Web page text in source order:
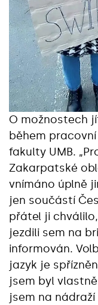
O možnostech
během
fakulty UMB.
Zakarpatské
vnímáno úplně
jen součástí
přátel ji
jezdili sem na
informován.
jazyk je
jsem byl
jsem na